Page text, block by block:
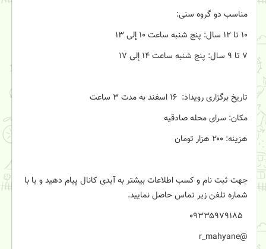
مناسب دو گروه سنی:
۱۰ تا ۱۲ سال: پنج شنبه ساعت ۱۰ إلی ۱۳
۷ تا ۹ سال: پنج شنبه ساعت ۱۴ إلی ۱۷
تاریخ برگزاری رویداد: ۱۶ اسفند به مدت ۳ ساعت
مکان: سرای محله صادقیه
هزینه: ۲۰۰ هزار تومان
جهت ثبت نام و کسب اطلاعات بیشتر به آیدی کانال پیام دهید و یا با
شماره تلفن زیر تماس حاصل نمایید.
@r_mahyane